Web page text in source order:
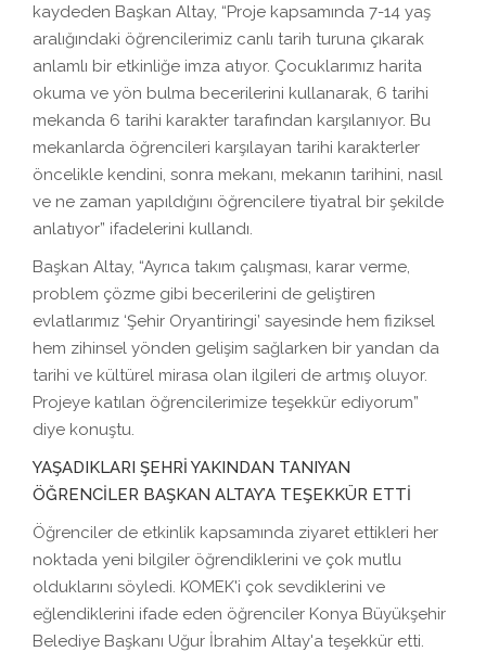
kaydeden Başkan Altay, “Proje kapsamında 7-14 yaş
aralığındaki öğrencilerimiz canlı tarih turuna çıkarak
anlamlı bir etkinliğe imza atıyor. Çocuklarımız harita
okuma ve yön bulma becerilerini kullanarak, 6 tarihi
mekanda 6 tarihi karakter tarafından karşılanıyor. Bu
mekanlarda öğrencileri karşılayan tarihi karakterler
öncelikle kendini, sonra mekanı, mekanın tarihini, nasıl
ve ne zaman yapıldığını öğrencilere tiyatral bir şekilde
anlatıyor” ifadelerini kullandı.
Başkan Altay, “Ayrıca takım çalışması, karar verme,
problem çözme gibi becerilerini de geliştiren
evlatlarımız ‘Şehir Oryantiringi’ sayesinde hem fiziksel
hem zihinsel yönden gelişim sağlarken bir yandan da
tarihi ve kültürel mirasa olan ilgileri de artmış oluyor.
Projeye katılan öğrencilerimize teşekkür ediyorum”
diye konuştu.
YAŞADIKLARI ŞEHRİ YAKINDAN TANIYAN
ÖĞRENCİLER BAŞKAN ALTAY’A TEŞEKKÜR ETTİ
Öğrenciler de etkinlik kapsamında ziyaret ettikleri her
noktada yeni bilgiler öğrendiklerini ve çok mutlu
olduklarını söyledi. KOMEK'i çok sevdiklerini ve
eğlendiklerini ifade eden öğrenciler Konya Büyükşehir
Belediye Başkanı Uğur İbrahim Altay'a teşekkür etti.